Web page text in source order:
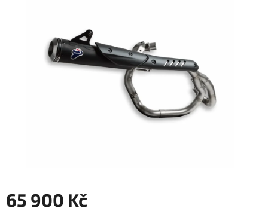
65 900 Kč